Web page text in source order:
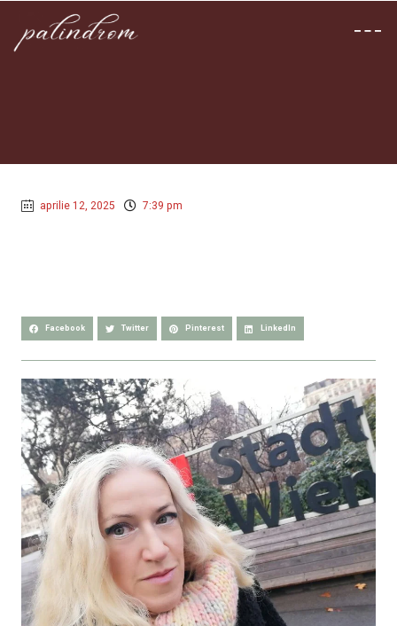
aprilie 12, 2025 7:39 pm
Facebook Twitter Pinterest LinkedIn